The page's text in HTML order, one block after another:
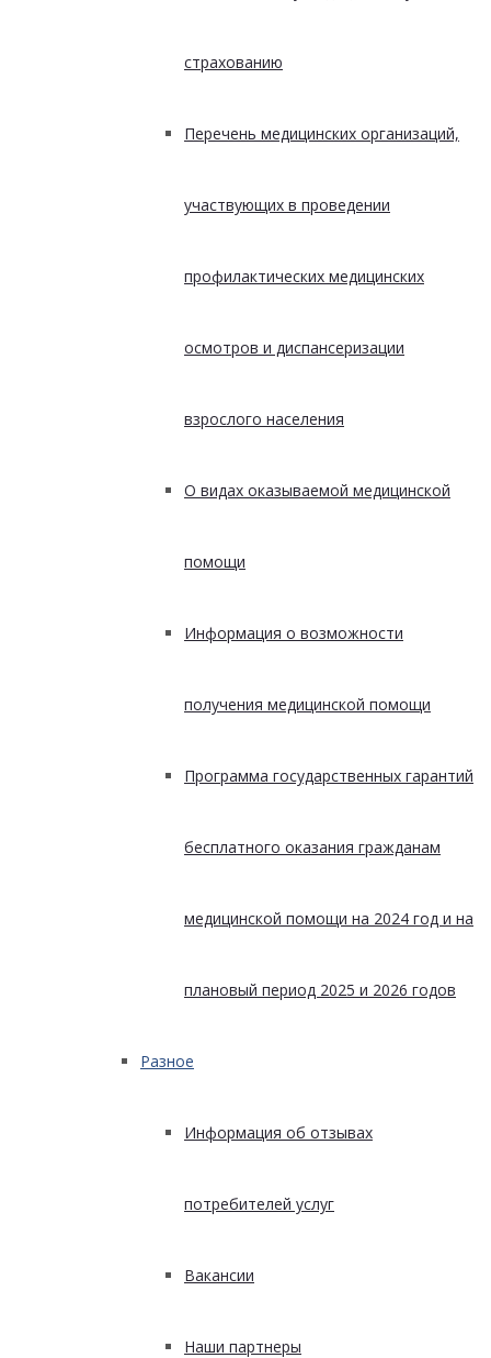
страхованию
Перечень медицинских организаций,
участвующих в проведении
профилактических медицинских
осмотров и диспансеризации
взрослого населения
О видах оказываемой медицинской
помощи
Информация о возможности
получения медицинской помощи
Программа государственных гарантий
бесплатного оказания гражданам
медицинской помощи на 2024 год и на
плановый период 2025 и 2026 годов
Разное
Информация об отзывах
потребителей услуг
Вакансии
Наши партнеры